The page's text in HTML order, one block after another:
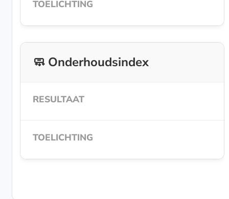
🧼 Onderhoudsindex